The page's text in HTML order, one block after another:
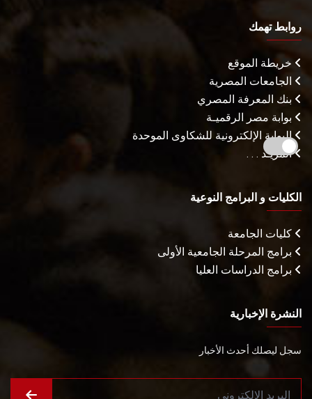
روابط تهمك
خريطة الموقع
الجامعات المصرية
بنك المعرفة المصري
بوابة مصر الرقميـة
البوابة الإلكترونية للشكاوى الموحدة
المزيـد . . .
الكليات و البرامج النوعية
كليات الجامعة
برامج المرحلة الجامعية الأولى
برامج الدراسات العليا
النشرة الإخبارية
سجل ليصلك أحدث الأخبار